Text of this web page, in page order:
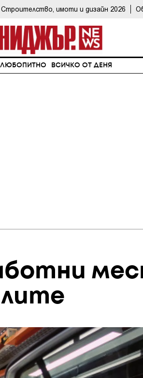
Строителство, имоти и дизайн 2026
ЛЮБОПИТНО ВСИЧКО ОТ ДЕНЯ